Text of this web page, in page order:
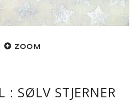
ZOOM
: SØLV STJERNER